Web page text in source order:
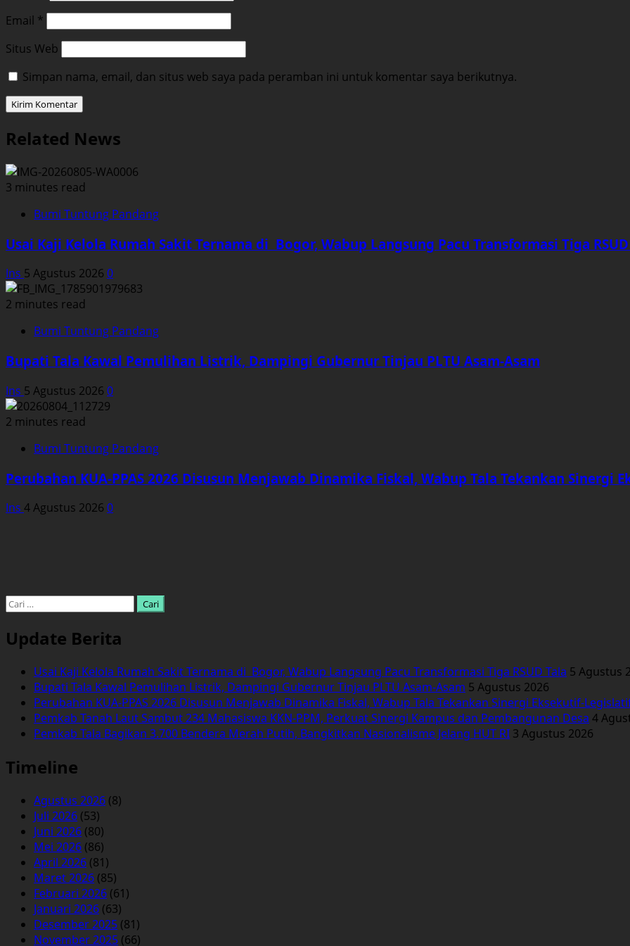
Email *
Situs Web
Simpan nama, email, dan situs web saya pada peramban ini untuk komentar saya berikutnya.
Related News
3 minutes read
Bumi Tuntung Pandang
Usai Kaji Kelola Rumah Sakit Ternama di Bogor, Wabup Langsung Pacu Transformasi Tiga
Ins 5 Agustus 2026 0
2 minutes read
Bumi Tuntung Pandang
Bupati Tala Kawal Pemulihan Listrik, Dampingi Gubernur Tinjau PLTU Asam-Asam
Ins 5 Agustus 2026 0
2 minutes read
Bumi Tuntung Pandang
Perubahan KUA-PPAS 2026 Disusun Menjawab Dinamika Fiskal, Wabup Tala Tekankan Sinergi
Ins 4 Agustus 2026 0
Cari
Update Berita
Usai Kaji Kelola Rumah Sakit Ternama di Bogor, Wabup Langsung Pacu Transformasi Tiga RSUD Tala 5 Agustus
Bupati Tala Kawal Pemulihan Listrik, Dampingi Gubernur Tinjau PLTU Asam-Asam 5 Agustus 2026
Perubahan KUA-PPAS 2026 Disusun Menjawab Dinamika Fiskal, Wabup Tala Tekankan Sinergi Eksekutif-
Pemkab Tanah Laut Sambut 234 Mahasiswa KKN-PPM, Perkuat Sinergi Kampus dan Pembangunan Desa 4
Pemkab Tala Bagikan 3.700 Bendera Merah Putih, Bangkitkan Nasionalisme Jelang HUT RI 3 Agustus 2026
Timeline
Agustus 2026 (8)
Juli 2026 (53)
Juni 2026 (80)
Mei 2026 (86)
April 2026 (81)
Maret 2026 (85)
Februari 2026 (61)
Januari 2026 (63)
Desember 2025 (81)
November 2025 (66)